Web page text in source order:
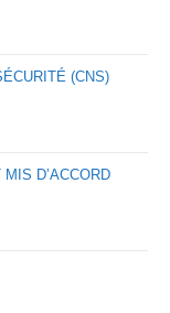
(CNS)
D’ACCORD